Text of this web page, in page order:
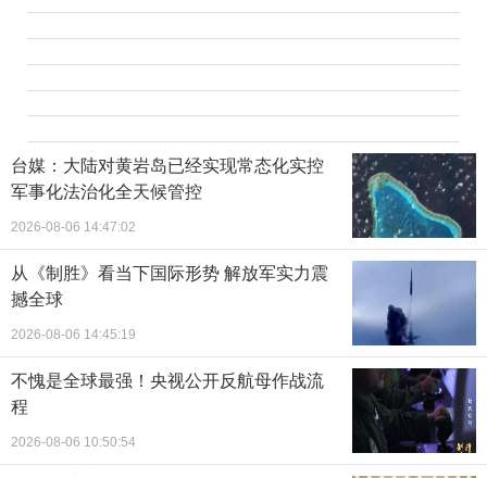
台媒：大陆对黄岩岛已经实现常态化实控
军事化法治化全天候管控
2026-08-06 14:47:02
从《制胜》看当下国际形势 解放军实力震
撼全球
2026-08-06 14:45:19
不愧是全球最强！央视公开反航母作战流
程
2026-08-06 10:50:54